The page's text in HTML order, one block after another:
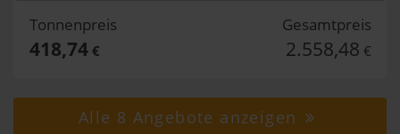
Tonnenpreis
418,74€
Gesamtpreis
2.558,48 €
Alle 8 Angebote anzeigen